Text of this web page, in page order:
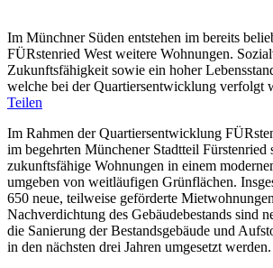
Im Münchner Süden entstehen im bereits
FÜRstenried West weitere Wohnungen.
Zukunftsfähigkeit sowie ein hoher
welche bei der Quartiersentwicklung verfolgt
Teilen
Im Rahmen der Quartiersentwicklung
im begehrten Münchener Stadtteil Fürstenried
zukunftsfähige Wohnungen in einem
umgeben von weitläufigen Grünflächen.
650 neue, teilweise geförderte
Nachverdichtung des Gebäudebestands sind
die Sanierung der Bestandsgebäude und
in den nächsten drei Jahren umgesetzt werden.